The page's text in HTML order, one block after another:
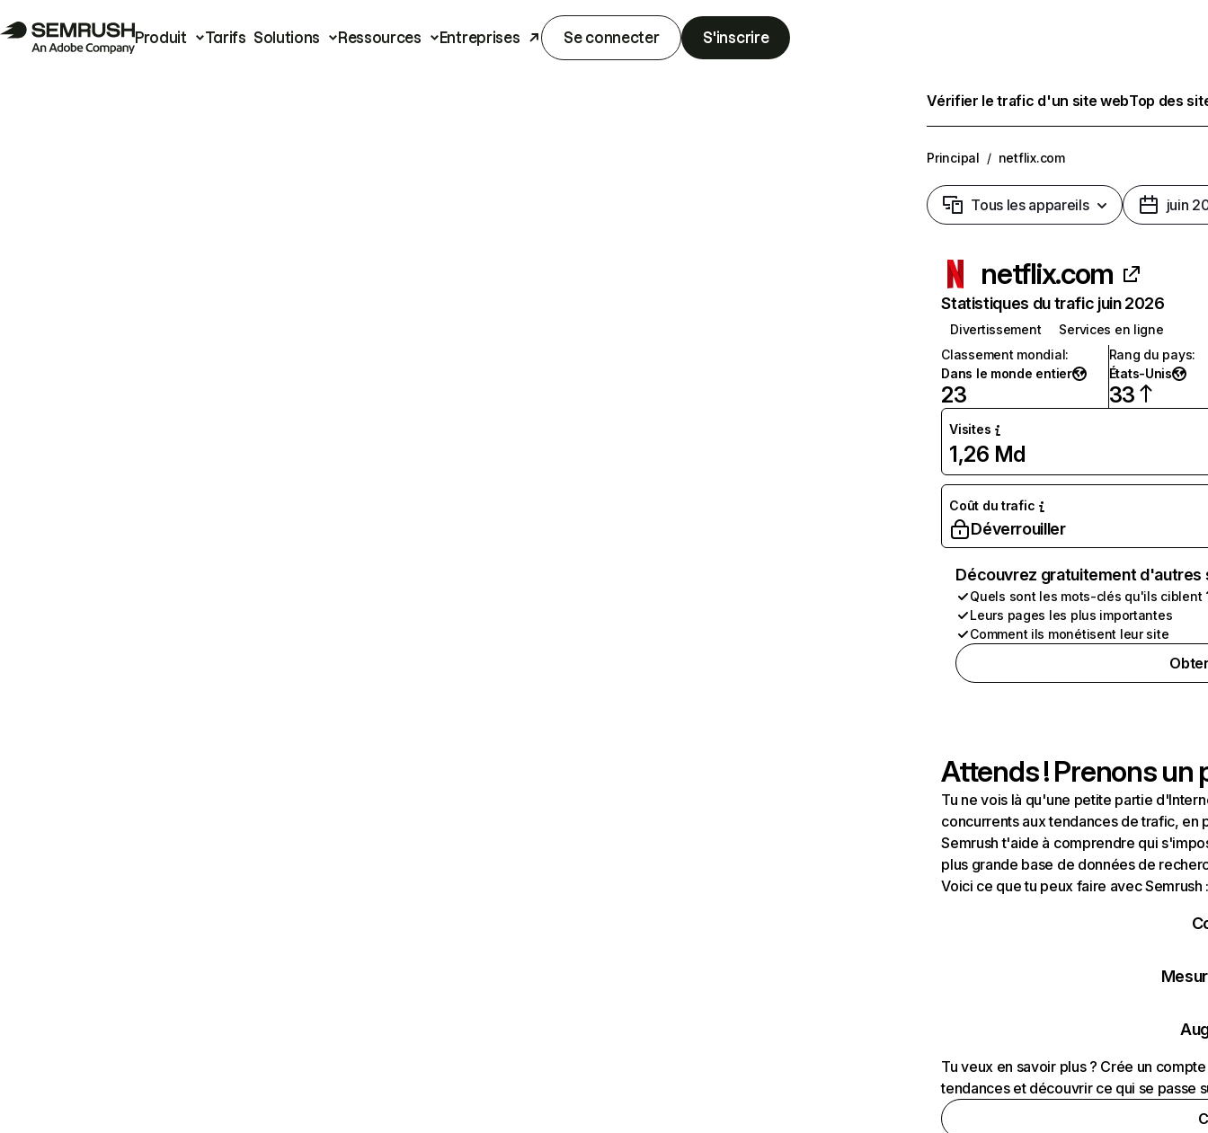
Produit Tarifs Solutions Ressources Entreprises Se connecter S'inscrire
Vérifier le trafic d'un site webTop des
Principal / netflix.com
Tous les appareils juin
netflix.com
Statistiques du trafic juin 2026
Divertissement
Services en ligne
Classement mondial:
Dans le monde entier
23
Rang du pays:
États-Unis
33
Visites
1,26 Md
Coût du trafic
Déverrouiller
Découvrez gratuitement
Quels sont les mots-clés qu'ils ciblent
Leurs pages les plus importantes
Comment ils monétisent leur site
Attends ! Prenons un
Tu ne vois là qu'une petite partie
concurrents aux tendances de trafic, en
Semrush t'aide à comprendre qui
plus grande base de données de
Voici ce que tu peux faire avec Semrush
Tu veux en savoir plus ? Crée un
tendances et découvrir ce qui se passe